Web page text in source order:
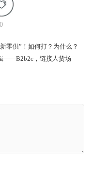
0
零供”！如何打？为什么？
——B2b2c，链接人货场